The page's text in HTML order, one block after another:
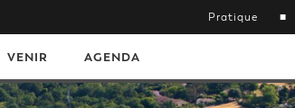
Pratique
VENIR AGENDA